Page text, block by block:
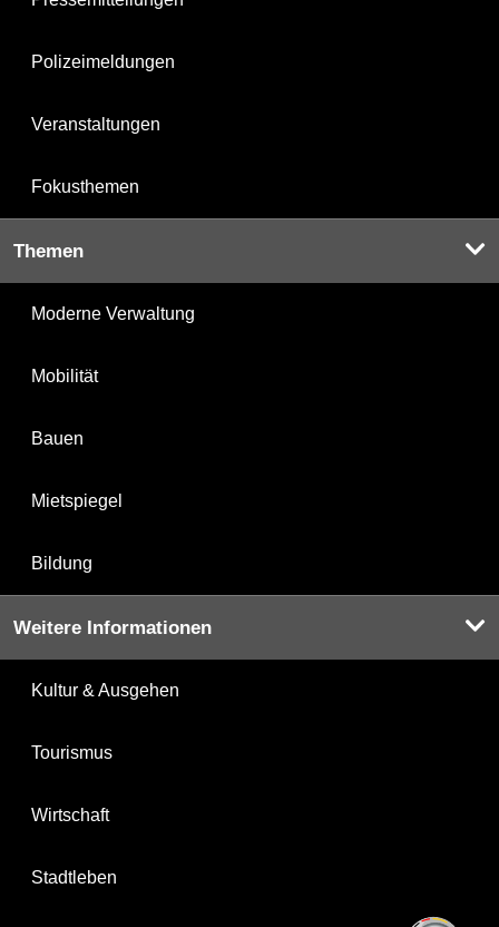
Polizeimeldungen
Veranstaltungen
Fokusthemen
Themen
Moderne Verwaltung
Mobilität
Bauen
Mietspiegel
Bildung
Weitere Informationen
Kultur & Ausgehen
Tourismus
Wirtschaft
Stadtleben